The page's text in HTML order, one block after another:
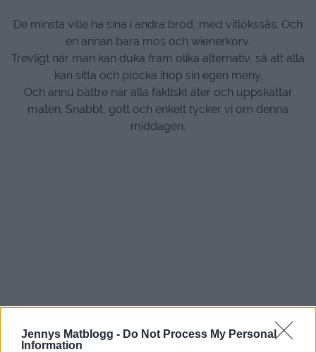
Jennys Matblogg - Do Not Process My Personal
Information
De minsta ville ha sina i andra bröd, med vitlökssås. Och
en annan bara mos och wienerkorv.
Trevligt när man kan duka fram olika alternativ, så att alla
kan sitta och plocka ihop sin egen meny.
Och ännu bättre när alla faktiskt äter och uppskattar
maten. Snabbt, gott och enkelt tycker vi om denna
middagen.